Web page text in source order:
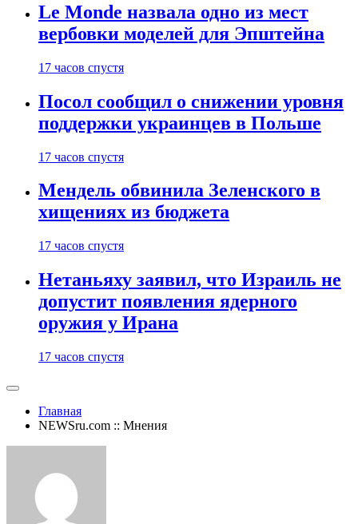
Le Monde назвала одно из мест
вербовки моделей для Эпштейна
17 часов спустя
Посол сообщил о снижении уровня
поддержки украинцев в Польше
17 часов спустя
Мендель обвинила Зеленского в
хищениях из бюджета
17 часов спустя
Нетаньяху заявил, что Израиль не
допустит появления ядерного
оружия у Ирана
17 часов спустя
Главная
NEWSru.com :: Мнения